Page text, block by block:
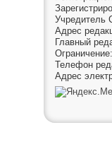
Учредитель
Адрес
Главный
Телефон
Адрес